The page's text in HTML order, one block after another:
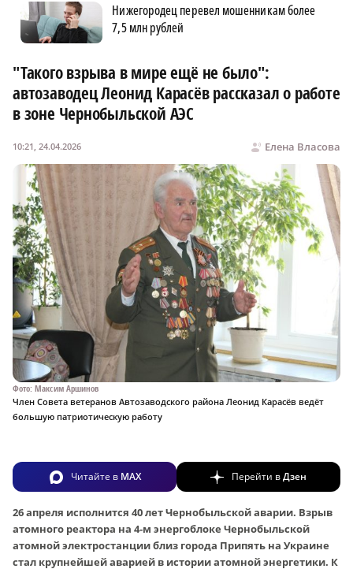
Нижегородец перевел мошенникам более
7,5 млн рублей
"Такого взрыва в мире ещё не было":
автозаводец Леонид Карасёв рассказал о работе
в зоне Чернобыльской АЭС
Елена Власова
10:21, 24.04.2026
Фото: Максим Аршинов
Член Совета ветеранов Автозаводского района Леонид Карасёв ведёт
большую патриотическую работу
Читайте в MAX Перейти вДзен
26 апреля исполнится 40 лет Чернобыльской аварии. Взрыв
атомного реактора на 4‑м энергоблоке Чернобыльской
атомной электростанции близ города Припять на Украине
стал крупнейшей аварией в истории атомной энергетики. К